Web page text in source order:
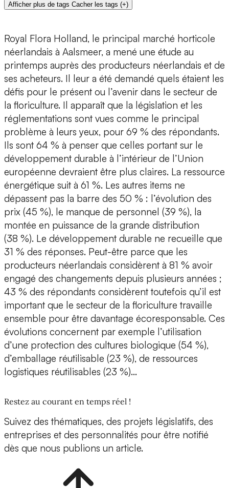
Afficher plus de tags Cacher les tags (+)
Royal Flora Holland, le principal marché horticole
néerlandais à Aalsmeer, a mené une étude au
printemps auprès des producteurs néerlandais et de
ses acheteurs. Il leur a été demandé quels étaient les
défis pour le présent ou l’avenir dans le secteur de
la floriculture. Il apparaît que la législation et les
réglementations sont vues comme le principal
problème à leurs yeux, pour 69 % des répondants.
Ils sont 64 % à penser que celles portant sur le
développement durable à l’intérieur de l’Union
européenne devraient être plus claires. La ressource
énergétique suit à 61 %. Les autres items ne
dépassent pas la barre des 50 % : l’évolution des
prix (45 %), le manque de personnel (39 %), la
montée en puissance de la grande distribution
(38 %). Le développement durable ne recueille que
31 % des réponses. Peut-être parce que les
producteurs néerlandais considèrent à 81 % avoir
engagé des changements depuis plusieurs années ;
43 % des répondants considèrent toutefois qu’il est
important que le secteur de la floriculture travaille
ensemble pour être davantage écoresponsable. Ces
évolutions concernent par exemple l’utilisation
d’une protection des cultures biologique (54 %),
d’emballage réutilisable (23 %), de ressources
logistiques réutilisables (23 %)…
Restez au courant en temps réel !
Suivez des thématiques, des projets législatifs, des
entreprises et des personnalités pour être notifié
dès que nous publions un article.